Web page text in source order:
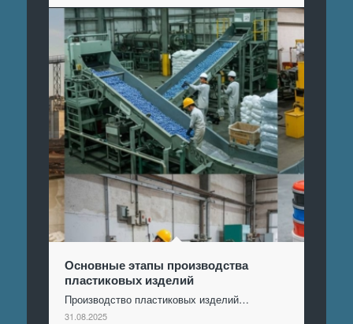
Основные этапы производства
пластиковых изделий
Производство пластиковых изделий…
31.08.2025